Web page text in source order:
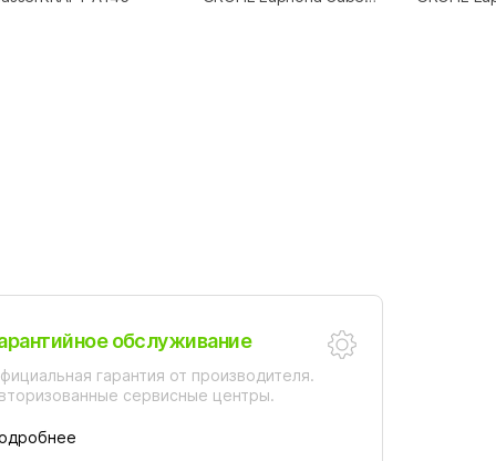
обслуживание
гарантия от производителя.
сервисные центры.